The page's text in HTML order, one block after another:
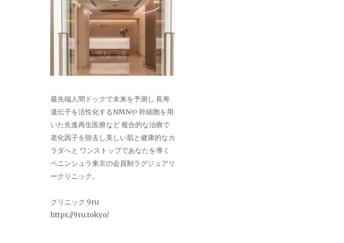
最先端人間ドックで未来を予測し 長寿
遺伝子を活性化するNMNや 幹細胞を用
いた先進再生医療など 複合的な治療で
老化因子を除去し美しい肌と健康的なカ
ラダへと ワンストップであなたを導く
ペニンシュラ東京の会員制ラグジュアリ
ークリニック。
クリニック 9ru
https://9ru.tokyo/